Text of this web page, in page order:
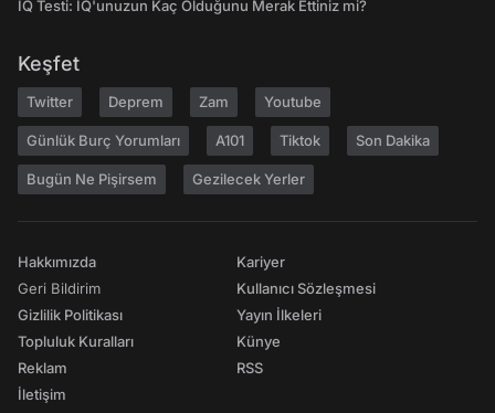
IQ Testi: IQ'unuzun Kaç Olduğunu Merak Ettiniz mi?
Keşfet
Twitter Deprem Zam Youtube
Günlük Burç Yorumları A101 Tiktok Son Dakika
Bugün Ne Pişirsem Gezilecek Yerler
Hakkımızda
Geri Bildirim
Gizlilik Politikası
Topluluk Kuralları
Reklam
İletişim
Kariyer
Kullanıcı Sözleşmesi
Yayın İlkeleri
Künye
RSS